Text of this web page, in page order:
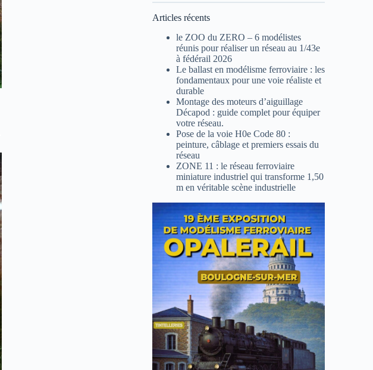
Articles récents
le ZOO du ZERO – 6 modélistes
réunis pour réaliser un réseau au 1/43e
à fédérail 2026
Le ballast en modélisme ferroviaire : les
fondamentaux pour une voie réaliste et
durable
Montage des moteurs d’aiguillage
Décapod : guide complet pour équiper
votre réseau.
Pose de la voie H0e Code 80 :
peinture, câblage et premiers essais du
réseau
ZONE 11 : le réseau ferroviaire
miniature industriel qui transforme 1,50
m en véritable scène industrielle